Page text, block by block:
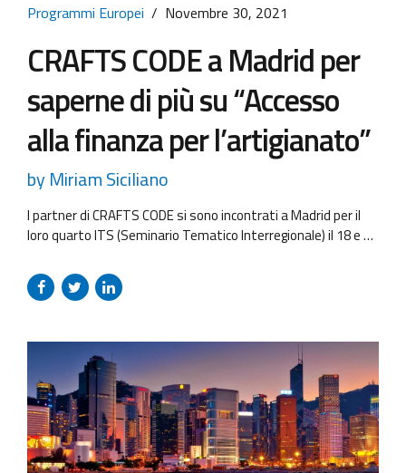
Programmi Europei Novembre 30, 2021
CRAFTS CODE a Madrid per
saperne di più su “Accesso
alla finanza per l’artigianato”
by Miriam Siciliano
I partner di CRAFTS CODE si sono incontrati a Madrid per il
loro quarto ITS (Seminario Tematico Interregionale) il 18 e 19
presentazioni di PMI artigiane, organizzazioni e parti
interessate in Irlanda, Ungheria, Bulgaria, Finlandia, Italia e